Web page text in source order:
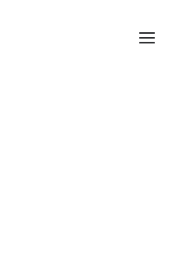
participé à la
SANS CANCER